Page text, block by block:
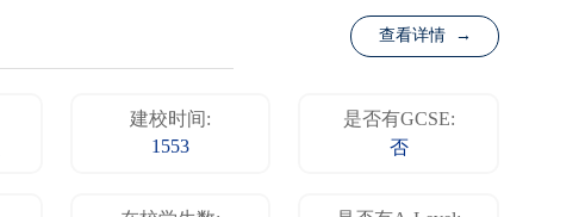
查看详情 →
建校时间:
1553
是否有GCSE:
否